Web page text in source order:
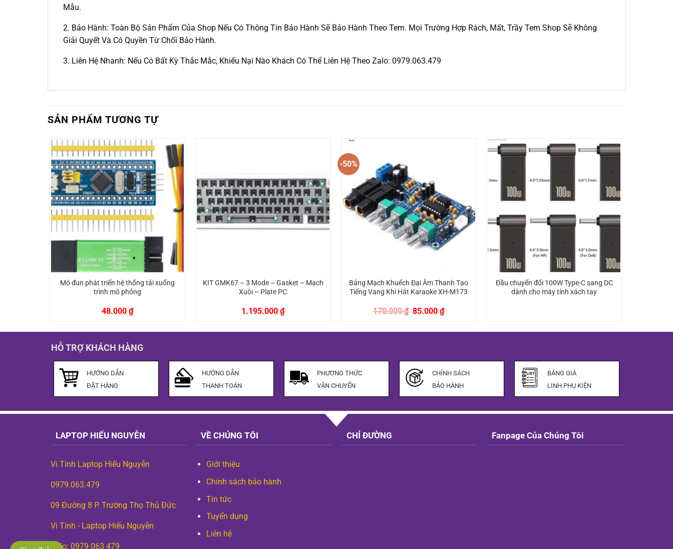
Mẫu.
2. Bảo Hành: Toàn Bộ Sản Phẩm Của Shop Nếu Có Thông Tin Bảo Hành Sẽ Bảo Hành Theo Tem. Mọi Trường Hợp Rách, Mất, Trầy Tem Shop Sẽ Không
Giải Quyết Và Có Quyền Từ Chối Bảo Hành.
3. Liên Hệ Nhanh: Nếu Có Bất Kỳ Thắc Mắc, Khiếu Nại Nào Khách Có Thể Liên Hệ Theo Zalo: 0979.063.479
SẢN PHẨM TƯƠNG TỰ
Mô đun phát triển hệ thống tải xuống
trình mô phỏng
48.000₫
KIT GMK67 – 3 Mode – Gasket – Mạch
Xuôi – Plate PC
1.195.000₫
-50%
Bảng Mạch Khuếch Đại Âm Thanh Tạo
Tiếng Vang Khi Hát Karaoke XH-M173
170.000₫ Giá
170.000 ₫.
85.000₫Giá
hiện
là:
Đầu chuyển đổi 100W Type-C sang DC
dành cho máy tính xách tay
HỖ TRỢ KHÁCH HÀNG
HƯỚNG DẪN
ĐẶT HÀNG
HƯỚNG DẪN
THANH TOÁN
PHƯƠNG THỨC
VẬN CHUYỂN
CHÍNH SÁCH
BẢO HÀNH
BẢNG GIÁ
LINH PHỤ KIỆN
LAPTOP HIẾU NGUYỄN
Vi Tính Laptop Hiếu Nguyễn
0979.063.479
09 Đường 8 P. Trường Thọ Thủ Đức
Vi Tính - Laptop Hiếu Nguyễn
Zalo: 0979 063 479
VỀ CHÚNG TÔI
Giới thiệu
Chính sách bảo hành
Tin tức
Tuyển dụng
Liên hệ
CHỈ ĐƯỜNG Fanpage Của Chúng Tôi